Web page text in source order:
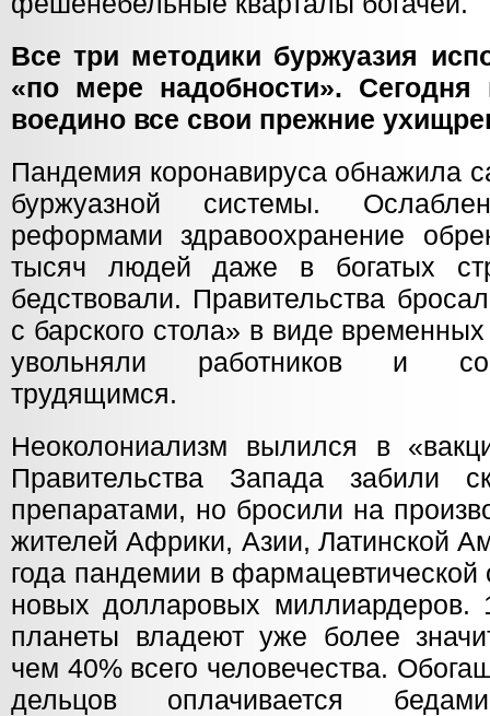
Все три методики буржуазия
«по мере надобности». Сегодня
воедино все свои прежние
Пандемия коронавируса обнажила
буржуазной системы.
реформами здравоохранение
тысяч людей даже в богатых
бедствовали. Правительства
с барского стола» в виде
увольняли работников и
трудящимся.
Неоколониализм вылился в
Правительства Запада забили
препаратами, но бросили на
жителей Африки, Азии, Латинской
года пандемии в фармацевтической
новых долларовых миллиардеров.
планеты владеют уже более
чем 40% всего человечества.
дельцов оплачивается